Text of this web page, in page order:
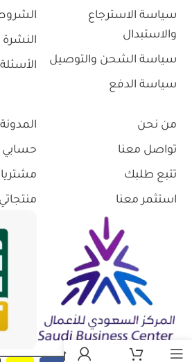
سياسة الاسترجاع
والاستبدال
سياسة الشحن والتوصيل
سياسة الدفع
النشرة
من نحن
تواصل معنا
تتبع طلبك
استثمر معنا
المدونة
حسابي